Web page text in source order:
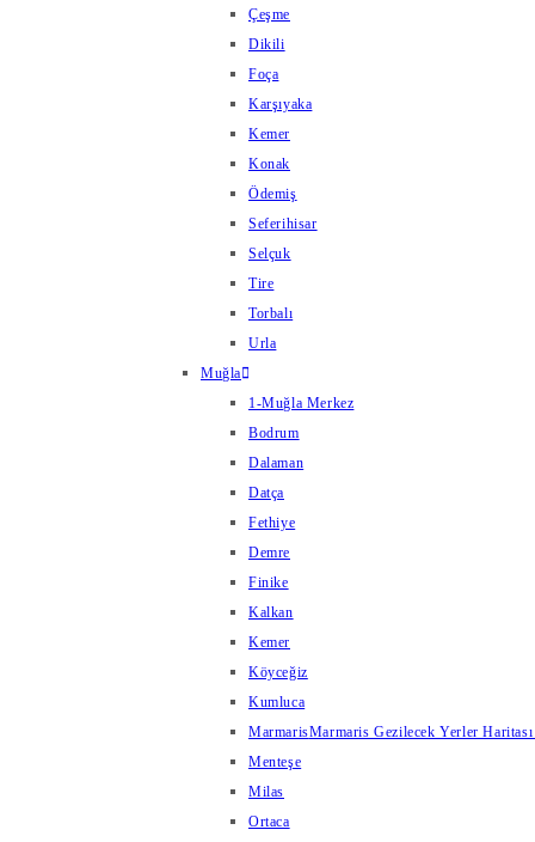
Çeşme
Dikili
Foça
Karşıyaka
Kemer
Konak
Ödemiş
Seferihisar
Selçuk
Tire
Torbalı
Urla
Muğla
1-Muğla Merkez
Bodrum
Dalaman
Datça
Fethiye
Demre
Finike
Kalkan
Kemer
Köyceğiz
Kumluca
MarmarisMarmaris Gezilecek Yerler
Menteşe
Milas
Ortaca